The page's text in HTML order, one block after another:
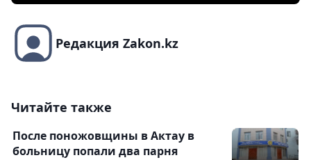
Редакция Zakon.kz
Читайте также
После поножовщины в Актау в
больницу попали два парня